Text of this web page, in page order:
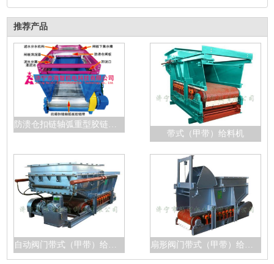
推荐产品
带式（甲带）给料机